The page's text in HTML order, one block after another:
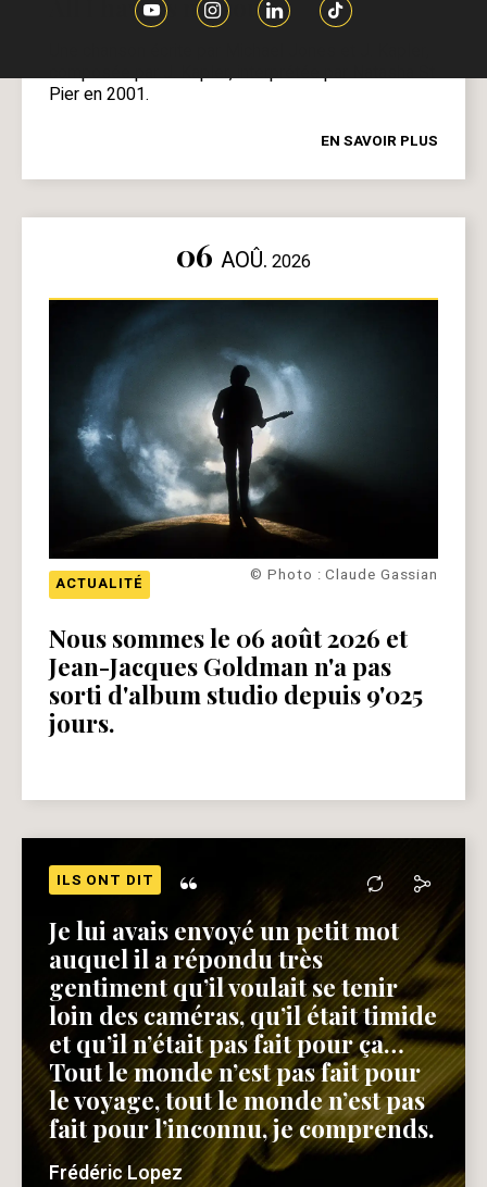
All I have is my soul
composée par J. Kapler, interprétée par Natasha St
Pier en 2001.
EN SAVOIR PLUS
06 AOÛ. 2026
© Photo : Claude Gassian
ACTUALITÉ
Nous sommes le 06 août 2026 et
Jean-Jacques Goldman n'a pas
sorti d'album studio depuis 9'025
jours.
ILS ONT DIT “
Je lui avais envoyé un petit mot
auquel il a répondu très
gentiment qu’il voulait se tenir
loin des caméras, qu’il était timide
et qu’il n’était pas fait pour ça…
Tout le monde n’est pas fait pour
le voyage, tout le monde n’est pas
fait pour l’inconnu, je comprends.
Frédéric Lopez